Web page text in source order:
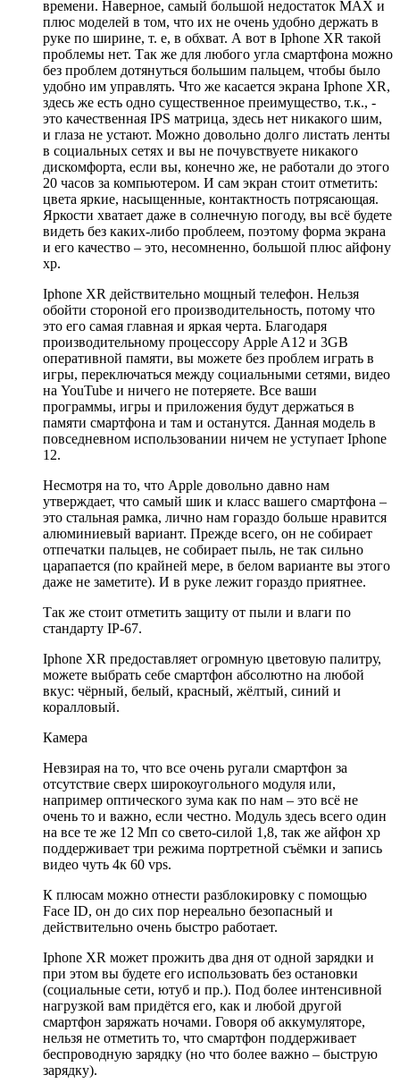
времени. Наверное, самый большой недостаток MAX и
плюс моделей в том, что их не очень удобно держать в
руке по ширине, т. е, в обхват. А вот в Iphone XR такой
проблемы нет. Так же для любого угла смартфона можно
без проблем дотянуться большим пальцем, чтобы было
удобно им управлять. Что же касается экрана Iphone XR,
здесь же есть одно существенное преимущество, т.к., -
это качественная IPS матрица, здесь нет никакого шим,
и глаза не устают. Можно довольно долго листать ленты
в социальных сетях и вы не почувствуете никакого
дискомфорта, если вы, конечно же, не работали до этого
20 часов за компьютером. И сам экран стоит отметить:
цвета яркие, насыщенные, контактность потрясающая.
Яркости хватает даже в солнечную погоду, вы всё будете
видеть без каких-либо проблеем, поэтому форма экрана
и его качество – это, несомненно, большой плюс айфону
хр.
Iphone XR действительно мощный телефон. Нельзя
обойти стороной его производительность, потому что
это его самая главная и яркая черта. Благодаря
производительному процессору Apple A12 и 3GB
оперативной памяти, вы можете без проблем играть в
игры, переключаться между социальными сетями, видео
на YouTube и ничего не потеряете. Все ваши
программы, игры и приложения будут держаться в
памяти смартфона и там и останутся. Данная модель в
повседневном использовании ничем не уступает Iphone
12.
Несмотря на то, что Apple довольно давно нам
утверждает, что самый шик и класс вашего смартфона –
это стальная рамка, лично нам гораздо больше нравится
алюминиевый вариант. Прежде всего, он не собирает
отпечатки пальцев, не собирает пыль, не так сильно
царапается (по крайней мере, в белом варианте вы этого
даже не заметите). И в руке лежит гораздо приятнее.
Так же стоит отметить защиту от пыли и влаги по
стандарту IP-67.
Iphone XR предоставляет огромную цветовую палитру,
можете выбрать себе смартфон абсолютно на любой
вкус: чёрный, белый, красный, жёлтый, синий и
коралловый.
Камера
Невзирая на то, что все очень ругали смартфон за
отсутствие сверх широкоугольного модуля или,
например оптического зума как по нам – это всё не
очень то и важно, если честно. Модуль здесь всего один
на все те же 12 Мп со свето-силой 1,8, так же айфон хр
поддерживает три режима портретной съёмки и запись
видео чуть 4к 60 vps.
К плюсам можно отнести разблокировку с помощью
Face ID, он до сих пор нереально безопасный и
действительно очень быстро работает.
Iphone XR может прожить два дня от одной зарядки и
при этом вы будете его использовать без остановки
(социальные сети, ютуб и пр.). Под более интенсивной
нагрузкой вам придётся его, как и любой другой
смартфон заряжать ночами. Говоря об аккумуляторе,
нельзя не отметить то, что смартфон поддерживает
беспроводную зарядку (но что более важно – быструю
зарядку).